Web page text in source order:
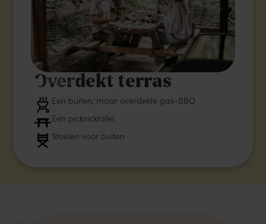
Overdekt terras
Een buiten, maar overdekte gas-BBQ
Een picknicktafel
Stoelen voor buiten